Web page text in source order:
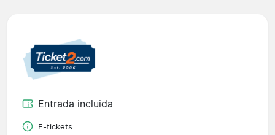
Entrada incluida
E-tickets